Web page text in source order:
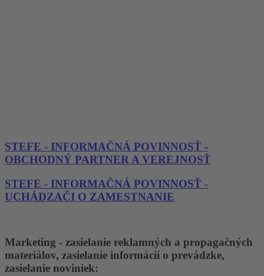
STEFE - INFORMAČNÁ POVINNOSŤ -
OBCHODNÝ PARTNER A VEREJNOSŤ
STEFE - INFORMAČNÁ POVINNOSŤ -
UCHÁDZAČI O ZAMESTNANIE
Marketing - zasielanie reklamných a propagačných
materiálov, zasielanie informácií o prevádzke,
zasielanie noviniek: